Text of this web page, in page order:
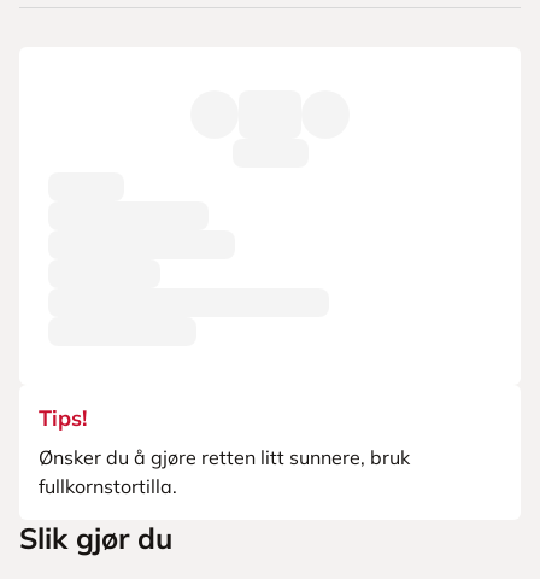
Tips!
Ønsker du å gjøre retten litt sunnere, bruk
fullkornstortilla.
Slik gjør du